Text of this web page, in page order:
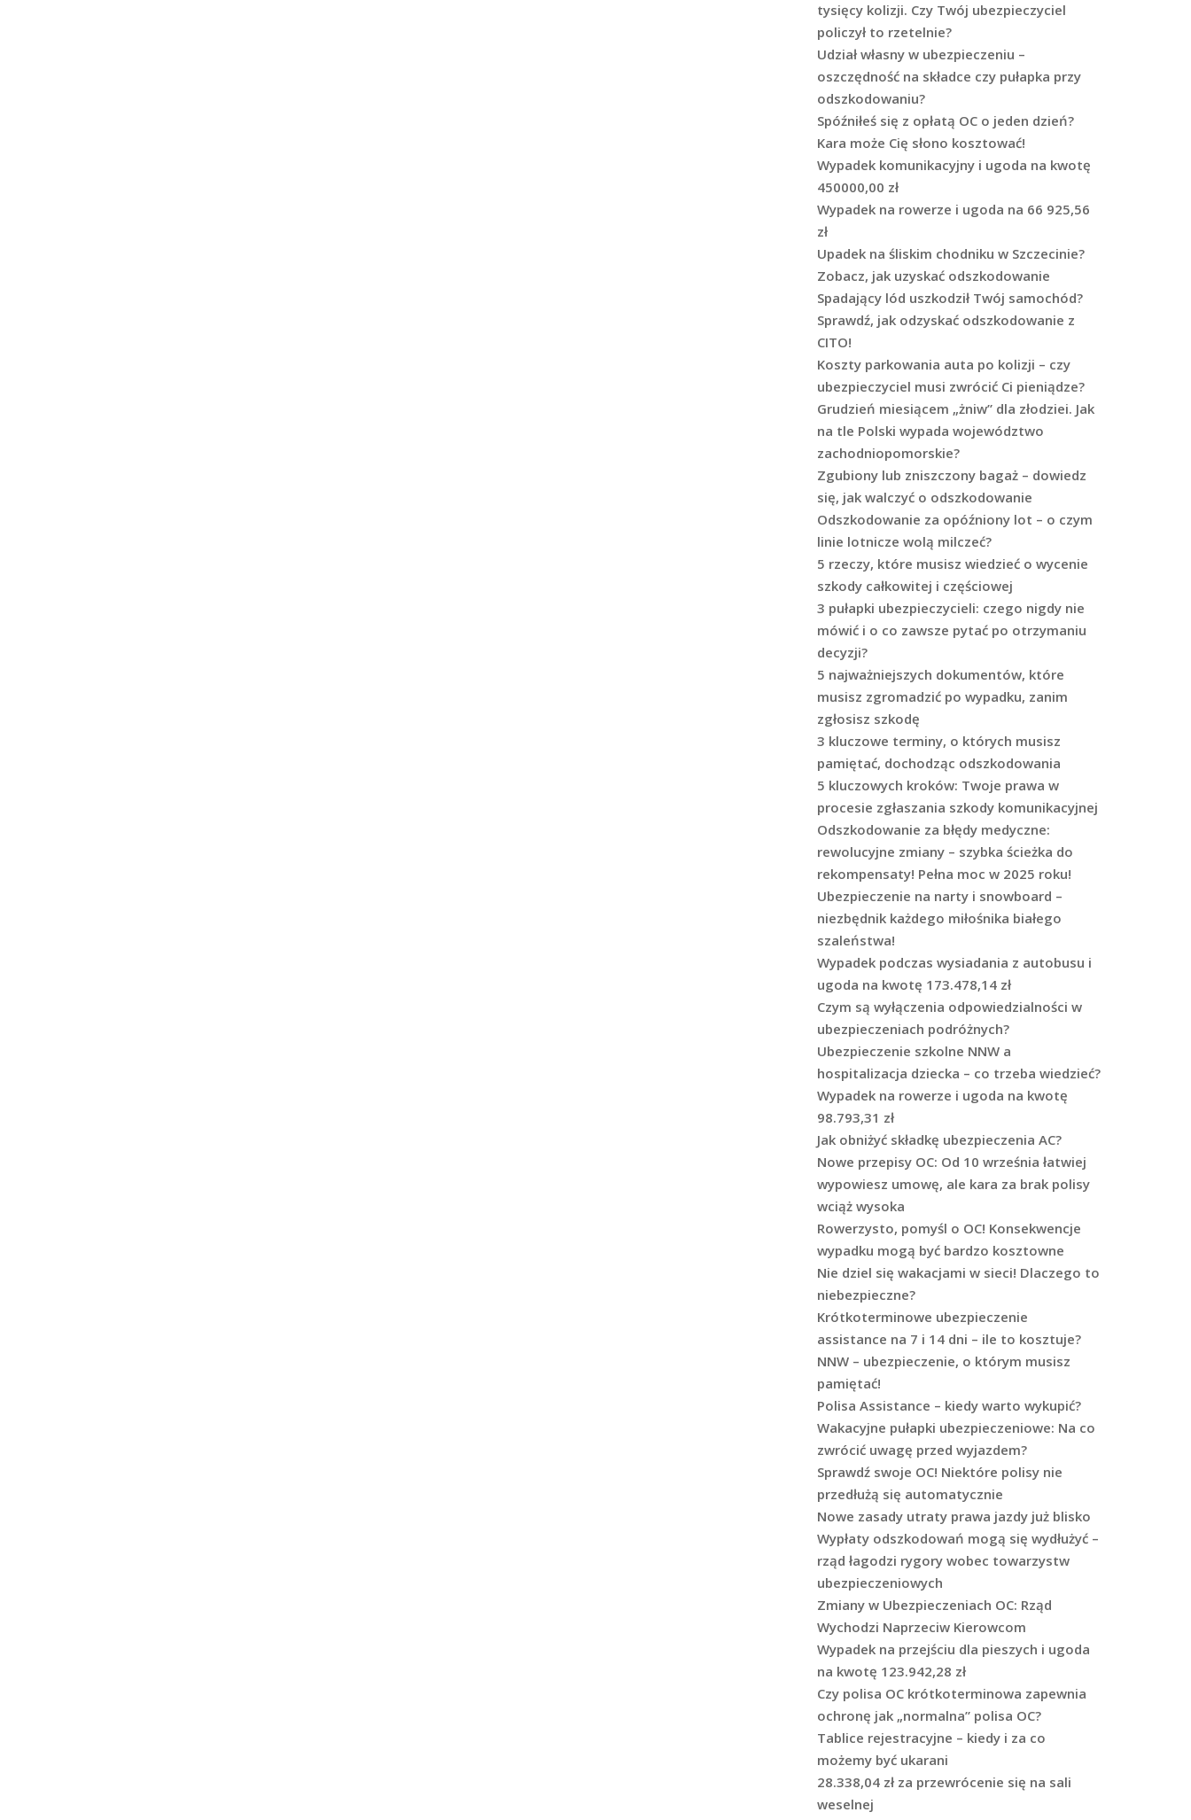
tysięcy kolizji. Czy Twój ubezpieczyciel
policzył to rzetelnie?
Udział własny w ubezpieczeniu –
oszczędność na składce czy pułapka przy
odszkodowaniu?
Spóźniłeś się z opłatą OC o jeden dzień?
Kara może Cię słono kosztować!
Wypadek komunikacyjny i ugoda na kwotę
450000,00 zł
Wypadek na rowerze i ugoda na 66 925,56
zł
Upadek na śliskim chodniku w Szczecinie?
Zobacz, jak uzyskać odszkodowanie
Spadający lód uszkodził Twój samochód?
Sprawdź, jak odzyskać odszkodowanie z
CITO!
Koszty parkowania auta po kolizji – czy
ubezpieczyciel musi zwrócić Ci pieniądze?
Grudzień miesiącem „żniw” dla złodziei. Jak
na tle Polski wypada województwo
zachodniopomorskie?
Zgubiony lub zniszczony bagaż – dowiedz
się, jak walczyć o odszkodowanie
Odszkodowanie za opóźniony lot – o czym
linie lotnicze wolą milczeć?
5 rzeczy, które musisz wiedzieć o wycenie
szkody całkowitej i częściowej
3 pułapki ubezpieczycieli: czego nigdy nie
mówić i o co zawsze pytać po otrzymaniu
decyzji?
5 najważniejszych dokumentów, które
musisz zgromadzić po wypadku, zanim
zgłosisz szkodę
3 kluczowe terminy, o których musisz
pamiętać, dochodząc odszkodowania
5 kluczowych kroków: Twoje prawa w
procesie zgłaszania szkody komunikacyjnej
Odszkodowanie za błędy medyczne:
rewolucyjne zmiany – szybka ścieżka do
rekompensaty! Pełna moc w 2025 roku!
Ubezpieczenie na narty i snowboard –
niezbędnik każdego miłośnika białego
szaleństwa!
Wypadek podczas wysiadania z autobusu i
ugoda na kwotę 173.478,14 zł
Czym są wyłączenia odpowiedzialności w
ubezpieczeniach podróżnych?
Ubezpieczenie szkolne NNW a
hospitalizacja dziecka – co trzeba wiedzieć?
Wypadek na rowerze i ugoda na kwotę
98.793,31 zł
Jak obniżyć składkę ubezpieczenia AC?
Nowe przepisy OC: Od 10 września łatwiej
wypowiesz umowę, ale kara za brak polisy
wciąż wysoka
Rowerzysto, pomyśl o OC! Konsekwencje
wypadku mogą być bardzo kosztowne
Nie dziel się wakacjami w sieci! Dlaczego to
niebezpieczne?
Krótkoterminowe ubezpieczenie
assistance na 7 i 14 dni – ile to kosztuje?
NNW – ubezpieczenie, o którym musisz
pamiętać!
Polisa Assistance – kiedy warto wykupić?
Wakacyjne pułapki ubezpieczeniowe: Na co
zwrócić uwagę przed wyjazdem?
Sprawdź swoje OC! Niektóre polisy nie
przedłużą się automatycznie
Nowe zasady utraty prawa jazdy już blisko
Wypłaty odszkodowań mogą się wydłużyć –
rząd łagodzi rygory wobec towarzystw
ubezpieczeniowych
Zmiany w Ubezpieczeniach OC: Rząd
Wychodzi Naprzeciw Kierowcom
Wypadek na przejściu dla pieszych i ugoda
na kwotę 123.942,28 zł
Czy polisa OC krótkoterminowa zapewnia
ochronę jak „normalna” polisa OC?
Tablice rejestracyjne – kiedy i za co
możemy być ukarani
28.338,04 zł za przewrócenie się na sali
weselnej